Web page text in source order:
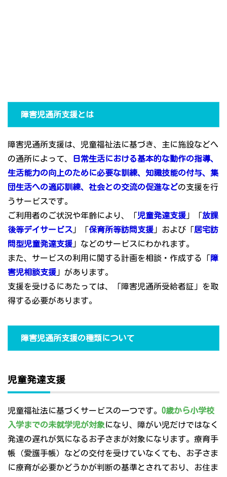
障害児通所支援とは
障害児通所支援は、児童福祉法に基づき、主に施設などへ
の通所によって、
日常生活における基本的な動作の指導、
生活能力の向上のために必要な訓練、知識技能の付与、集
団生活への適応訓練、社会との交流の促進などの支援を行
うサービスです。
ご利用者のご状況や年齢により、「児童発達支援 」「放課
後等デイサービス 」「保育所等訪問支援 」および「居宅訪
問型児童発達支援 」などのサービスにわかれます。
また、サービスの利用に関する計画を相談・作成する「障
害児相談支援 」があります。
支援を受けるにあたっては、「障害児通所受給者証」を取
得する必要があります。
障害児通所支援の種類について
児童発達支援
児童福祉法に基づくサービスの一つです。 0歳から小学校
入学までの未就学児が対象になり、障がい児だけではなく
発達の遅れが気になるお子さまが対象になります。療育手
帳（愛護手帳）などの交付を受けていなくても、お子さま
に療育が必要かどうかが判断の基準とされており、お住ま